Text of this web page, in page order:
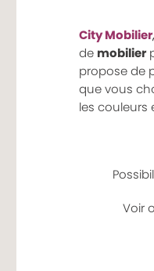
City Mobilier,
de mobilier
propose de
que vous
les couleurs
Voir